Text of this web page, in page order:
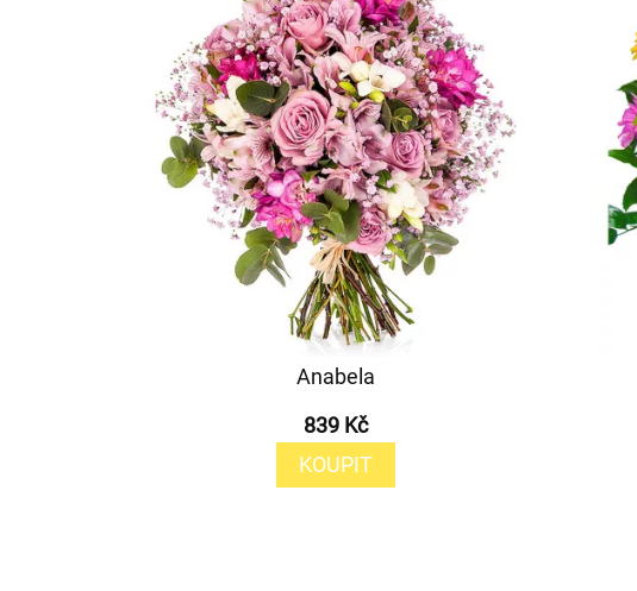
Anabela
839 Kč
KOUPIT